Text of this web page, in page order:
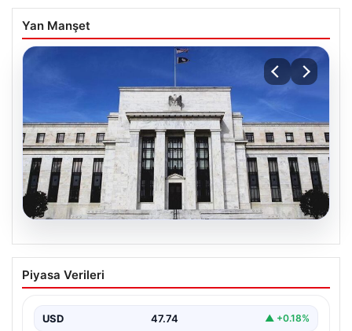
Yan Manşet
Fed faizi sabit tuttu
Piyasa Verileri
USD 47.74 ▲ +0.18%